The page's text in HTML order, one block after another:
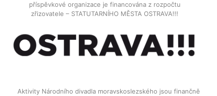
příspěvkové organizace je financována z rozpočtu
zřizovatele – STATUTARNÍHO MĚSTA OSTRAVA!!!
Aktivity Národního divadla moravskoslezského jsou finančně